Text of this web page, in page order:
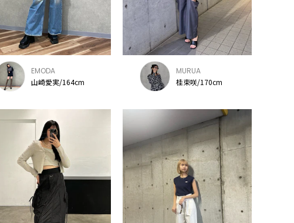
EMODA
山崎愛実/164cm
MURUA
桂束咲/170cm